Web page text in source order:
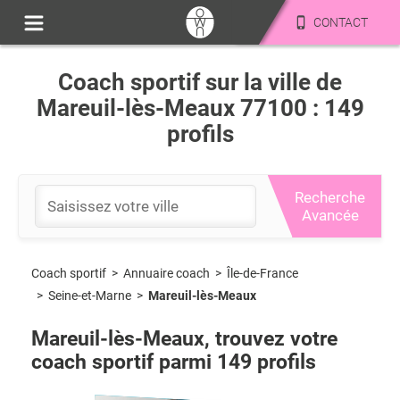
CONTACT
Coach sportif sur la ville de
Mareuil-lès-Meaux 77100 : 149
profils
Recherche
Avancée
Coach sportif > Annuaire coach > Île-de-France
> Seine-et-Marne > Mareuil-lès-Meaux
Mareuil-lès-Meaux, trouvez votre
coach sportif parmi 149 profils